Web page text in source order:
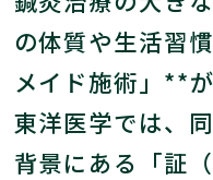
の体質や生活習
メイド施術」**
東洋医学では、
背景にある「証